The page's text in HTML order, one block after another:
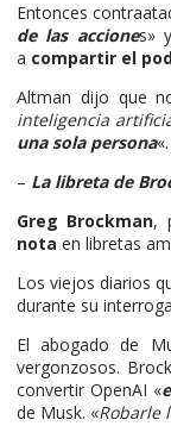
Entonces
de las acciones»
a compartir el
Altman dijo que
inteligencia
una sola persona«.
– La libreta de
Greg Brockman,
nota en libretas
Los viejos diarios
durante su
El abogado de
vergonzosos.
convertir OpenAI «
de Musk. «Robarle